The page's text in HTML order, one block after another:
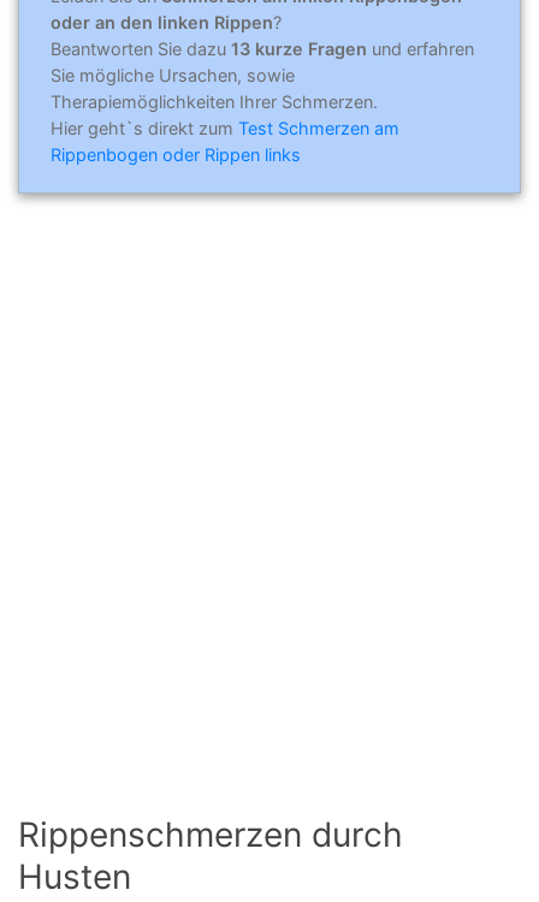
oder an den linken Rippen?
Beantworten Sie dazu 13 kurze Fragen und erfahren
Sie mögliche Ursachen, sowie
Therapiemöglichkeiten Ihrer Schmerzen.
Hier geht`s direkt zum Test Schmerzen am
Rippenbogen oder Rippen links
Rippenschmerzen durch
Husten